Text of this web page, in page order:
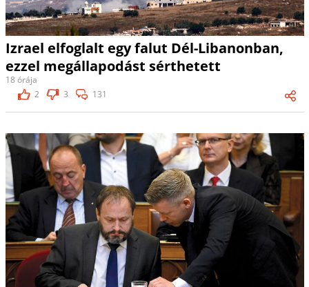
Izrael elfoglalt egy falut Dél-Libanonban,
ezzel megállapodást sérthetett
18 órája
2
3 131